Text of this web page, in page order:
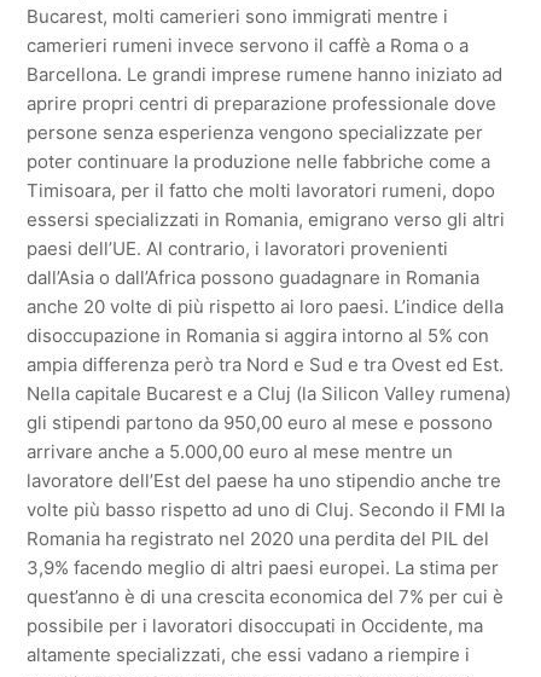
Bucarest, molti camerieri sono immigrati mentre i
camerieri rumeni invece servono il caffè a Roma o a
Barcellona. Le grandi imprese rumene hanno iniziato ad
aprire propri centri di preparazione professionale dove
persone senza esperienza vengono specializzate per
poter continuare la produzione nelle fabbriche come a
Timisoara, per il fatto che molti lavoratori rumeni, dopo
essersi specializzati in Romania, emigrano verso gli altri
paesi dell’UE. Al contrario, i lavoratori provenienti
dall’Asia o dall’Africa possono guadagnare in Romania
anche 20 volte di più rispetto ai loro paesi. L’indice della
disoccupazione in Romania si aggira intorno al 5% con
ampia differenza però tra Nord e Sud e tra Ovest ed Est.
Nella capitale Bucarest e a Cluj (la Silicon Valley rumena)
gli stipendi partono da 950,00 euro al mese e possono
arrivare anche a 5.000,00 euro al mese mentre un
lavoratore dell’Est del paese ha uno stipendio anche tre
volte più basso rispetto ad uno di Cluj. Secondo il FMI la
Romania ha registrato nel 2020 una perdita del PIL del
3,9% facendo meglio di altri paesi europei. La stima per
quest’anno è di una crescita economica del 7% per cui è
possibile per i lavoratori disoccupati in Occidente, ma
altamente specializzati, che essi vadano a riempire i